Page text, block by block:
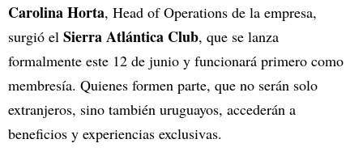
Carolina Horta, Head of Operations de la empresa,
surgió el Sierra Atlántica Club, que se lanza
formalmente este 12 de junio y funcionará primero como
membresía. Quienes formen parte, que no serán solo
extranjeros, sino también uruguayos, accederán a
beneficios y experiencias exclusivas.